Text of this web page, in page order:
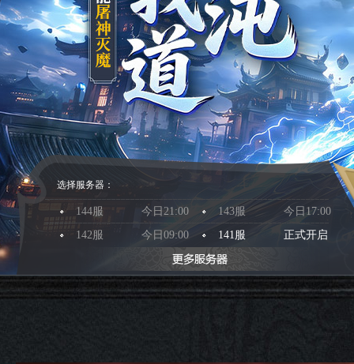
选择服务器：
144服 今日21:00 143服
今日17:00
142服
今日09:00 141服 正式开启